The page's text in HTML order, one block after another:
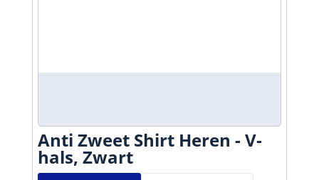
Anti Zweet Shirt Heren - V-
hals, Zwart